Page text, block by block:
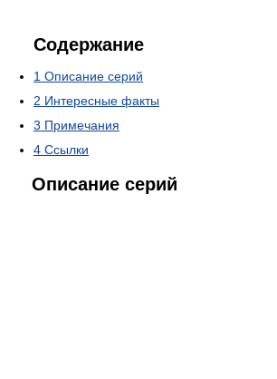
Содержание
1 Описание серий
2 Интересные факты
3 Примечания
4 Ссылки
Описание серий